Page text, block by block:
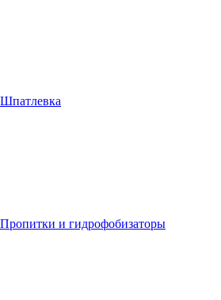
Шпатлевка
Пропитки и гидрофобизаторы